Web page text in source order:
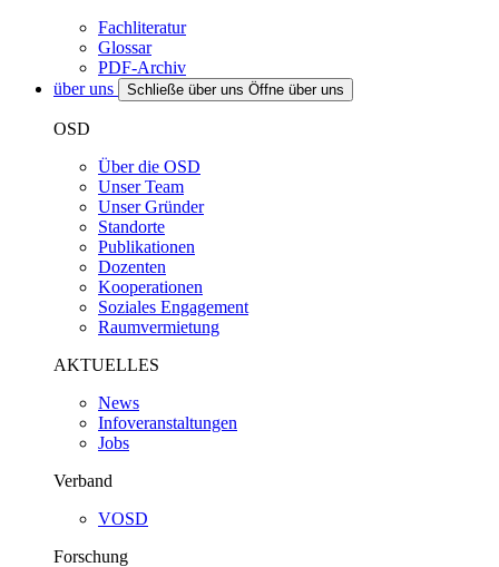
Fachliteratur
Glossar
PDF-Archiv
über uns
Schließe über uns Öffne über uns
OSD
Über die OSD
Unser Team
Unser Gründer
Standorte
Publikationen
Dozenten
Kooperationen
Soziales Engagement
Raumvermietung
AKTUELLES
News
Infoveranstaltungen
Jobs
Verband
VOSD
Forschung